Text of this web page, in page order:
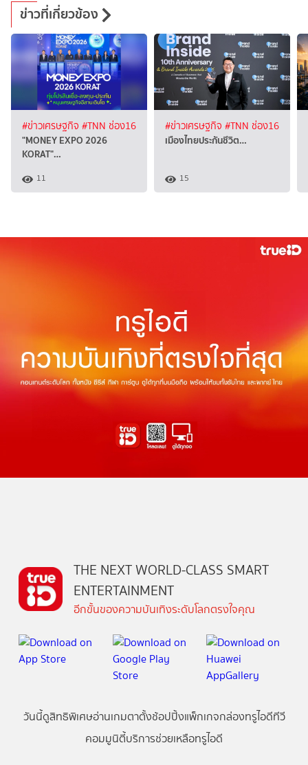
ข่าวที่เกี่ยวข้อง
#ข่าวเศรษฐกิจ #TNN ช่อง16
"MONEY EXPO 2026
KORAT"…
11
#ข่าวเศรษฐกิจ #TNN ช่อง16
เมืองไทยประกันชีวิต…
15
THE NEXT WORLD-CLASS SMART
ENTERTAINMENT
อีกขั้นของความบันเทิงระดับโลกตรงใจคุณ
วันนี้ดูสิทธิพิเศษอ่านเกมตาตั้งช้อปปิ้งแพ็กเกจกล่องทรูไอดีทีวี
คอมมูนิตี้บริการช่วยเหลือทรูไอดี